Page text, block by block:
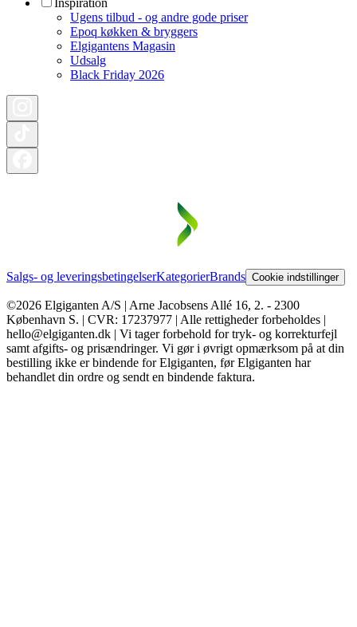
Ugens tilbud - og andre gode priser
Epoq køkken & bryggers
Elgigantens Magasin
Udsalg
Black Friday 2026
Salgs- og leveringsbetingelserKategorierBrands Cookie indstillinger
©2026 Elgiganten A/S | Arne Jacobsens Allé 16, 2. - 2300
København S. | CVR: 17237977 | Alle rettigheder forbeholdes |
hello@elgiganten.dk | Vi tager forbehold for tryk- og korrekturfejl
samt afgifts- og prisændringer. Vi gør i øvrigt opmærksom på at din
bestilling ikke er bindende for Elgiganten, før Elgiganten har
behandlet din ordre og sendt en bindende faktura.